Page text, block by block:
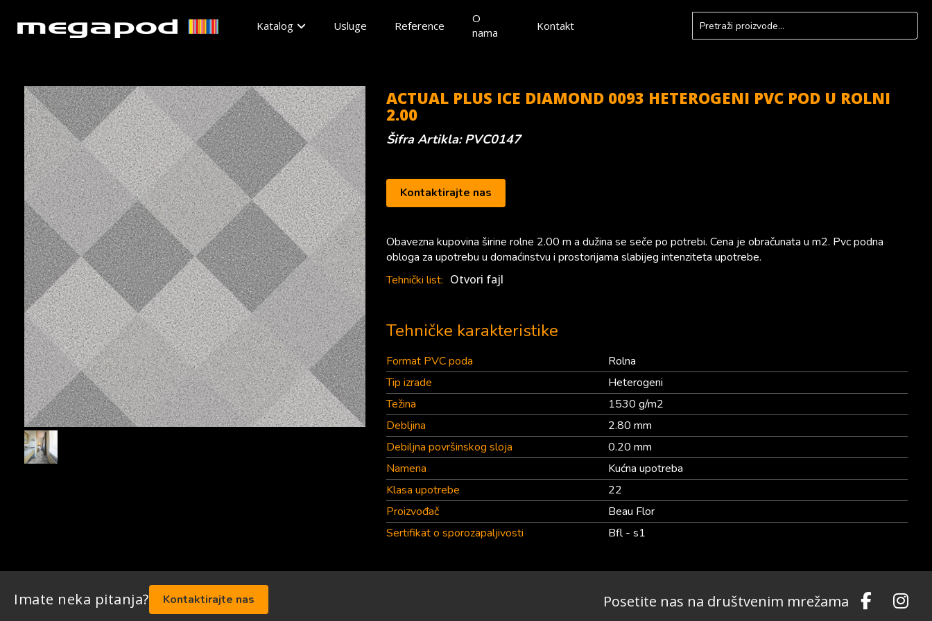
Katalog Usluge Reference
O
nama
Kontakt
ACTUAL PLUS ICE DIAMOND 0093 HETEROGENI PVC POD U ROLNI
2.00
Šifra Artikla: PVC0147
Kontaktirajte nas
Obavezna kupovina širine rolne 2.00 m a dužina se seče po potrebi. Cena je obračunata u m2. Pvc podna
obloga za upotrebu u domaćinstvu i prostorijama slabijeg intenziteta upotrebe.
Tehnički list: Otvori fajl
Tehničke karakteristike
Format PVC poda
Rolna
Tip izrade
Heterogeni
Težina
1530 g/m2
Debljina
2.80 mm
Debiljna površinskog sloja
0.20 mm
Namena
Kućna upotreba
Klasa upotrebe
22
Proizvođač
Beau Flor
Sertifikat o sporozapaljivosti
Bfl - s1
Imate neka pitanja? Kontaktirajte nas Posetite nas na društvenim mrežama